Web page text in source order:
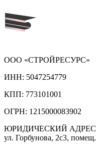
ООО «СТРОЙРЕСУРС»
ИНН: 5047254779
КПП: 773101001
ОГРН: 1215000083902
ЮРИДИЧЕСКИЙ
ул. Горбунова, 2с3,